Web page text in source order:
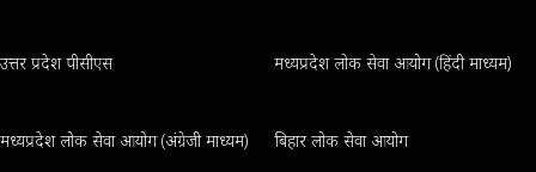
उत्तर प्रदेश पीसीएस मध्यप्रदेश लोक सेवा आयोग (हिंदी माध्यम)
मध्यप्रदेश लोक सेवा आयोग (अंग्रेजी माध्यम) बिहार लोक सेवा आयोग